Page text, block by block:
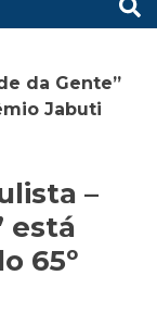
da Gente”
Jabuti
–
está
65º